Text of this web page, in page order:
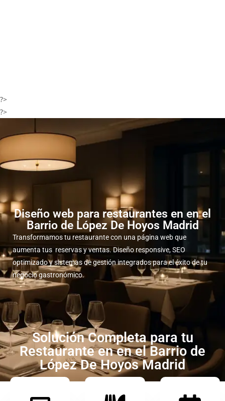
?>
?>
Diseño web para restaurantes en en el
Barrio de López De Hoyos Madrid
Transformamos tu restaurante con una página web que
aumenta tus reservas y ventas. Diseño responsive, SEO
optimizado y sistemas de gestión integrados para el éxito de tu
negocio gastronómico.
Solución Completa para tu
Restaurante en en el Barrio de
López De Hoyos Madrid